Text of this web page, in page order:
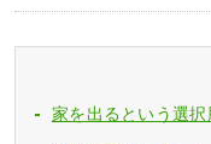
家を出るという選